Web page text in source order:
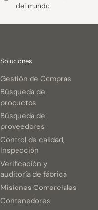
del mundo
Soluciones
Gestión de Compras
Búsqueda de
productos
Búsqueda de
proveedores
Control de calidad,
Inspección
Verificación y
auditoría de fábrica
Misiones Comerciales
Contenedores